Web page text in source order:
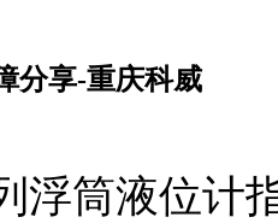
分享-重庆科威
浮筒液位计